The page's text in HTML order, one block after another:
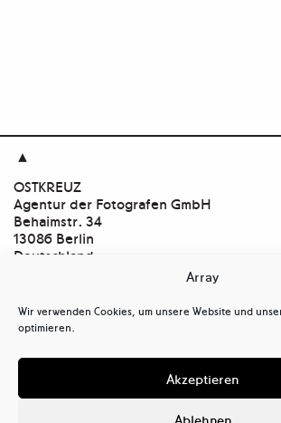
Array
Wir verwenden Cookies, um unsere Website und
optimieren.
Akzeptieren
Ablehnen

OSTKREUZ
Agentur der Fotografen GmbH
Behaimstr. 34
13086 Berlin
Deutschland
tel+ 49(0)30.47 37 39 39
mail@ostkreuz.de
Mein Konto
Warenkorb